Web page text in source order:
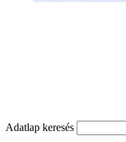
Adatlap keresés